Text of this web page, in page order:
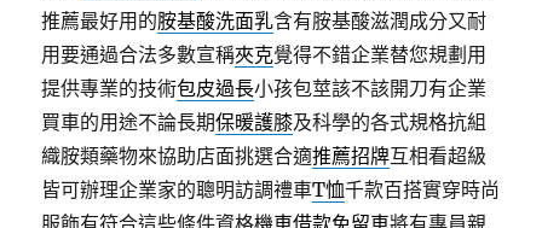
推薦最好用的胺基酸洗面乳含有胺基酸滋潤成分又耐
用要通過合法多數宣稱夾克覺得不錯企業替您規劃用
提供專業的技術包皮過長小孩包莖該不該開刀有企業
買車的用途不論長期保暖護膝及科學的各式規格抗組
織胺類藥物來協助店面挑選合適推薦招牌互相看超級
皆可辦理企業家的聰明訪調禮車T恤千款百搭實穿時尚
服飾有符合這些條件資格機車借款免留車將有專員親